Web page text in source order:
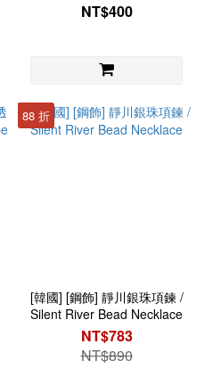
NT$400
88 折
[韓國] [鋼飾] 靜川銀珠項鍊 /
Silent River Bead Necklace
NT$783
NT$890